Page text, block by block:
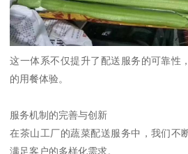
这一体系不仅提升了配送服务的可靠性
的用餐体验。
服务机制的完善与创新
在茶山工厂的蔬菜配送服务中，我们不
满足客户的多样化需求。